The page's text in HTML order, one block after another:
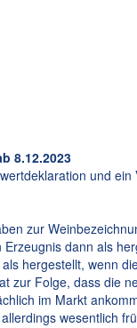
8.12.2023
und
zur
dann als
hergestellt, wenn
zur Folge, dass die
im Markt
wesentlich